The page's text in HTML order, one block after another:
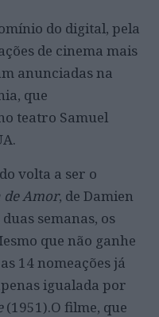
do digital, pela
de cinema mais
anunciadas na
que
teatro Samuel
volta a ser o
de Amor, de Damien
semanas, os
que não ganhe
14 nomeações já
igualada por
(1951).O filme, que